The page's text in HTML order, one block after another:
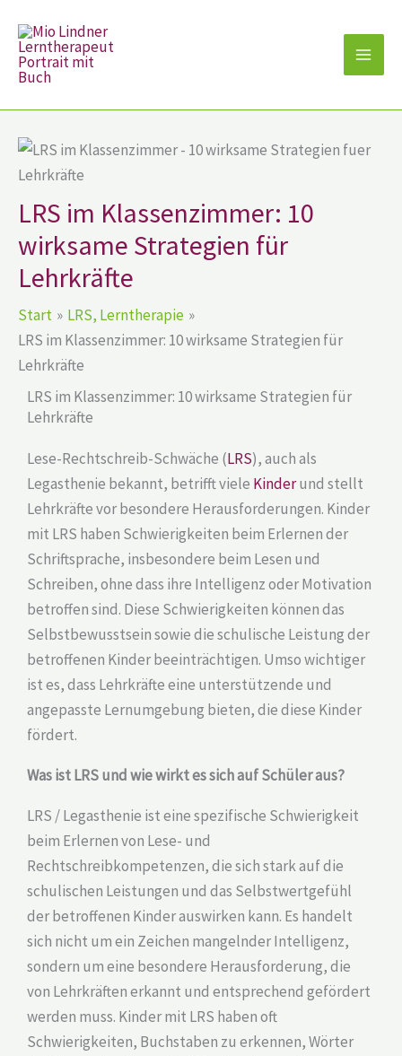
Inhalt
springen
LRS im Klassenzimmer: 10
wirksame Strategien für
Lehrkräfte
Start
LRS, Lerntherapie
LRS im Klassenzimmer: 10 wirksame Strategien für
Lehrkräfte
LRS im Klassenzimmer: 10 wirksame Strategien für
Lehrkräfte
Lese-Rechtschreib-Schwäche (LRS), auch als
Legasthenie bekannt, betrifft viele Kinderund stellt
Lehrkräfte vor besondere Herausforderungen. Kinder
mit LRS haben Schwierigkeiten beim Erlernen der
Schriftsprache, insbesondere beim Lesen und
Schreiben, ohne dass ihre Intelligenz oder Motivation
betroffen sind. Diese Schwierigkeiten können das
Selbstbewusstsein sowie die schulische Leistung der
betroffenen Kinder beeinträchtigen. Umso wichtiger
ist es, dass Lehrkräfte eine unterstützende und
angepasste Lernumgebung bieten, die diese Kinder
fördert.
Was ist LRS und wie wirkt es sich auf Schüler aus?
LRS / Legasthenie ist eine spezifische Schwierigkeit
beim Erlernen von Lese- und
Rechtschreibkompetenzen, die sich stark auf die
schulischen Leistungen und das Selbstwertgefühl
der betroffenen Kinder auswirken kann. Es handelt
sich nicht um ein Zeichen mangelnder Intelligenz,
sondern um eine besondere Herausforderung, die
von Lehrkräften erkannt und entsprechend gefördert
werden muss. Kinder mit LRS haben oft
Schwierigkeiten, Buchstaben zu erkennen, Wörter